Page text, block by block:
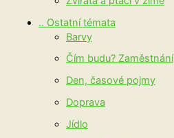
.. Ostatní témata
Barvy
Čím budu? Zaměstnání
Den, časové pojmy
Doprava
Jídlo